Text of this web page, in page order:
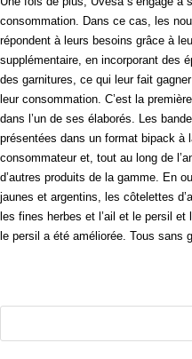
consommation. Dans ce cas, les
répondent à leurs besoins grâce à
supplémentaire, en incorporant des
des garnitures, ce qui leur fait
leur consommation. C’est la
dans l’un de ses élaborés. Les
présentées dans un format bipack à
consommateur et, tout au long de
d’autres produits de la gamme.
En
jaunes et argentins, les côtelettes
les fines herbes et l’ail et le persil
le persil a été améliorée. Tous sans